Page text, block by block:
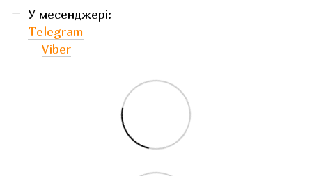
У месенджері:
Telegram
Viber